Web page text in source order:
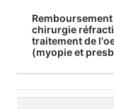
Remboursement
chirurgie
traitement de
(myopie et